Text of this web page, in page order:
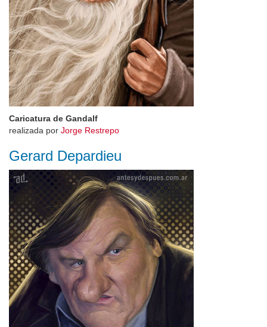
Caricatura de Gandalf
realizada por Jorge Restrepo
Gerard Depardieu